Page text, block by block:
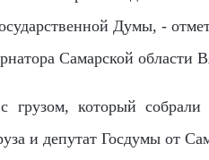
Думы, -
Самарской области
грузом, который собрали
и депутат Госдумы от